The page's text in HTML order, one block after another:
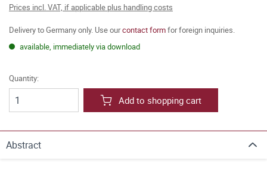
Prices incl. VAT, if applicable plus handling costs
Delivery to Germany only. Use ourcontact formfor foreign inquiries.
available, immediately via download
Quantity:
Add to shopping cart
Abstract